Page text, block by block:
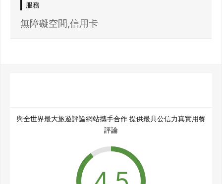
服務
無障礙空間,信用卡
與全世界最大旅遊評論網站攜手合作 提供最具公信力真實用餐
評論